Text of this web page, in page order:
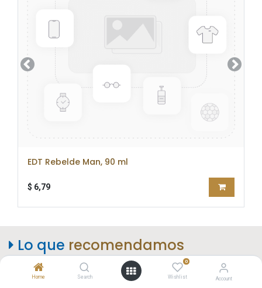
Home Search
0
Wishlist Account
EDT Rebelde Man, 90 ml
$ 6,79
Anterior
Lo que recomendamos​